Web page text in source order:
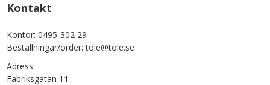
Kontakt
Kontor: 0495-302 29
Beställningar/order: tole@tole.se
Adress
Fabriksgatan 11